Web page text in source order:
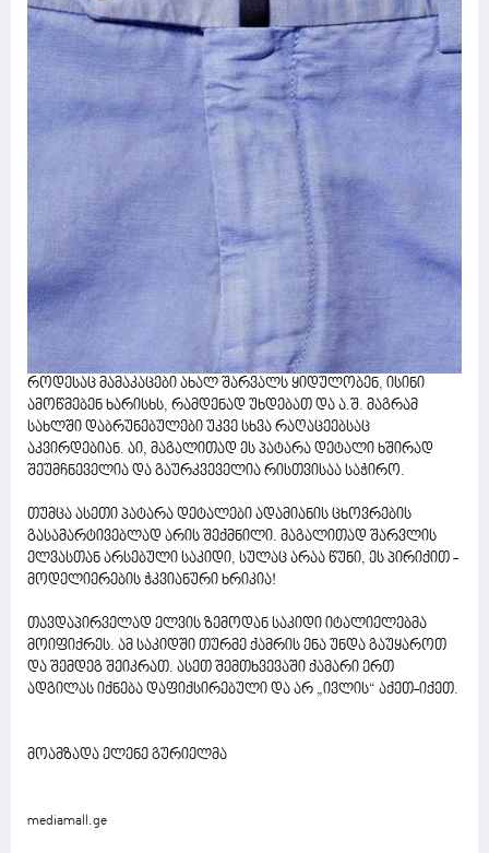
როდესაც მამაკაცები ახალ შარვალს ყიდულობენ, ისინი
ამოწმებენ ხარისხს, რამდენად უხდებათ და ა.შ. მაგრამ
სახლში დაბრუნებულები უკვე სხვა რაღაცეებსაც
აკვირდებიან. აი, მაგალითად ეს პატარა დეტალი ხშირად
შეუმჩნეველია და გაურკვეველია რისთვისაა საჭირო.
თუმცა ასეთი პატარა დეტალები ადამიანის ცხოვრების
გასამარტივებლად არის შექმნილი. მაგალითად შარვლის
ელვასთან არსებული საკიდი, სულაც არაა წუნი, ეს პირიქით -
მოდელიერების ჭკვიანური ხრიკია!
თავდაპირველად ელვის ზემოდან საკიდი იტალიელებმა
მოიფიქრეს. ამ საკიდში თურმე ქამრის ენა უნდა გაუყაროთ
და შემდეგ შეიკრათ. ასეთ შემთხვევაში ქამარი ერთ
ადგილას იქნება დაფიქსირებული და არ „ივლის“ აქეთ-იქეთ.
მოამზადა ელენე გურიელმა
mediamall.ge